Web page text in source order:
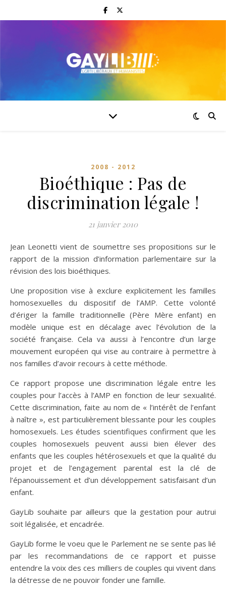
2008 - 2012
Bioéthique : Pas de
discrimination légale !
21 janvier 2010
Jean Leonetti vient de soumettre ses propositions sur le
rapport de la mission d’information parlementaire sur la
révision des lois bioéthiques.
Une proposition vise à exclure explicitement les familles
homosexuelles du dispositif de l’AMP. Cette volonté
d’ériger la famille traditionnelle (Père Mère enfant) en
modèle unique est en décalage avec l’évolution de la
société française. Cela va aussi à l’encontre d’un large
mouvement européen qui vise au contraire à permettre à
nos familles d’avoir recours à cette méthode.
Ce rapport propose une discrimination légale entre les
couples pour l’accès à l’AMP en fonction de leur sexualité.
Cette discrimination, faite au nom de « l’intérêt de l’enfant
à naître », est particulièrement blessante pour les couples
homosexuels. Les études scientifiques confirment que les
couples homosexuels peuvent aussi bien élever des
enfants que les couples hétérosexuels et que la qualité du
projet et de l’engagement parental est la clé de
l’épanouissement et d’un développement satisfaisant d’un
enfant.
GayLib souhaite par ailleurs que la gestation pour autrui
soit légalisée, et encadrée.
GayLib forme le voeu que le Parlement ne se sente pas lié
par les recommandations de ce rapport et puisse
entendre la voix des ces milliers de couples qui vivent dans
la détresse de ne pouvoir fonder une famille.